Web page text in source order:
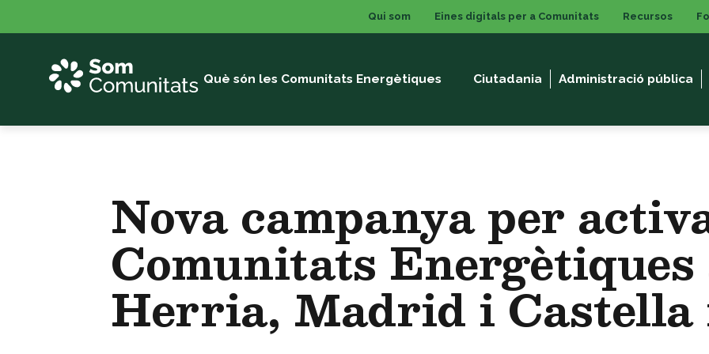
al
Qui som Eines digitals per a Comunitats Recursos
Què són les Comunitats Energètiques Ciutadania Administració pública
Nova campanya per
Comunitats
Herria, Madrid i Castella